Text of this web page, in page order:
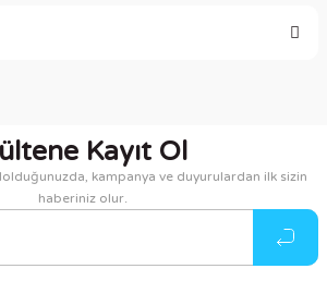
için teşekkür ederiz.
bozuk veya görüntülenemiyor.
eksik bilgiler bulunuyor.
bulunuyor.
Kayıt Ol
kampanya ve duyurulardan ilk sizin
haberiniz olur.